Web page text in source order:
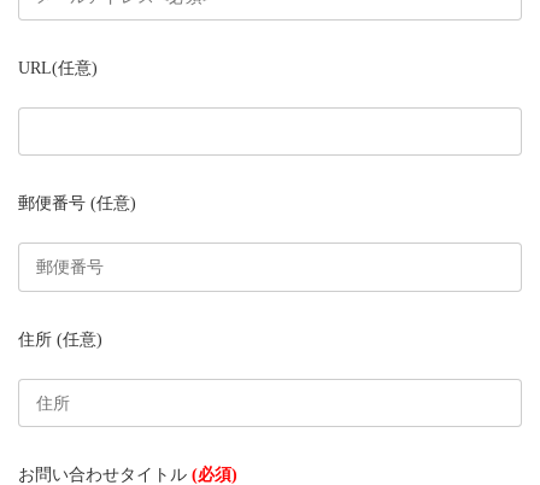
URL(任意)
郵便番号 (任意)
住所 (任意)
お問い合わせタイトル (必須)